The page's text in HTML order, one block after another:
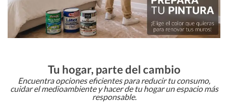
Tu hogar, parte del cambio
Encuentra opciones eficientes para reducir tu consumo,
cuidar el medioambiente y hacer de tu hogar un espacio más
responsable.